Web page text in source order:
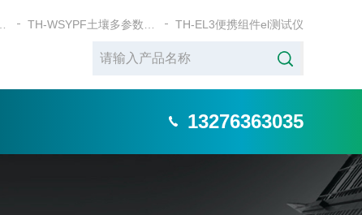
TH-EL3便携组件el测试仪
13276363035